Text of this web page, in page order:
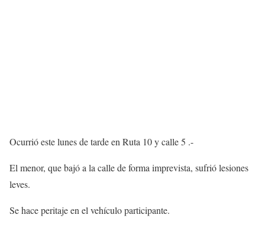
Ocurrió este lunes de tarde en Ruta 10 y calle 5 .-
El menor, que bajó a la calle de forma imprevista, sufrió lesiones
leves.
Se hace peritaje en el vehículo participante.